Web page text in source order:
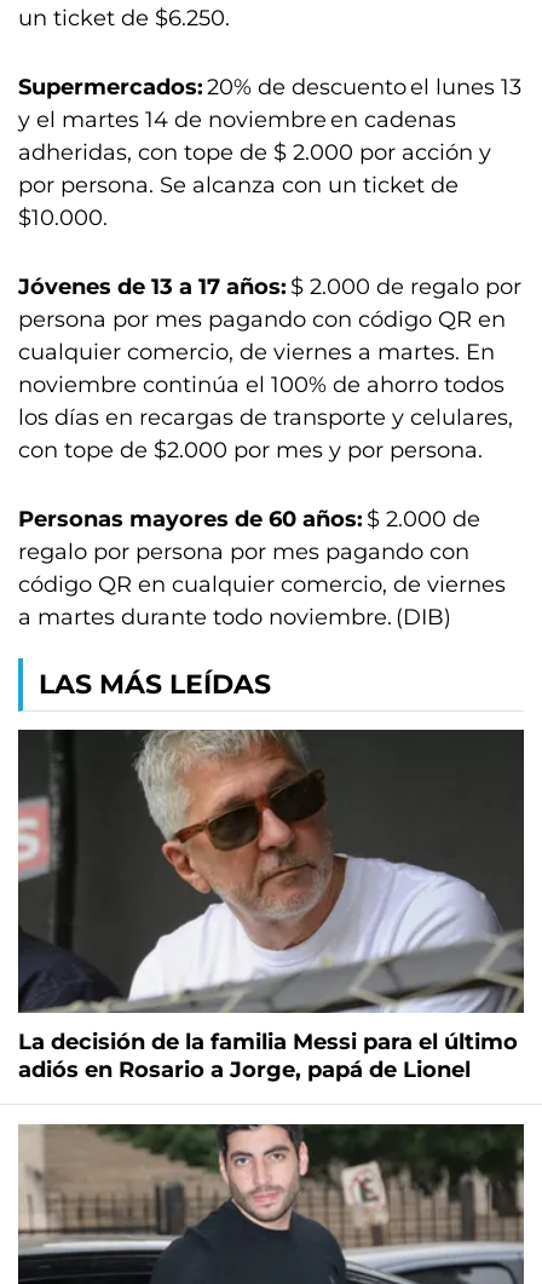
un ticket de $6.250.
Supermercados:20% de descuento el lunes 13
y el martes 14 de noviembre en cadenas
adheridas, con tope de $ 2.000 por acción y
por persona. Se alcanza con un ticket de
$10.000.
Jóvenes de 13 a 17 años: $ 2.000 de regalo por
persona por mes pagando con código QR en
cualquier comercio, de viernes a martes. En
noviembre continúa el 100% de ahorro todos
los días en recargas de transporte y celulares,
con tope de $2.000 por mes y por persona.
Personas mayores de 60 años: $ 2.000 de
regalo por persona por mes pagando con
código QR en cualquier comercio, de viernes
a martes durante todo noviembre. (DIB)
LAS MÁS LEÍDAS
La decisión de la familia Messi para el último
adiós en Rosario a Jorge, papá de Lionel